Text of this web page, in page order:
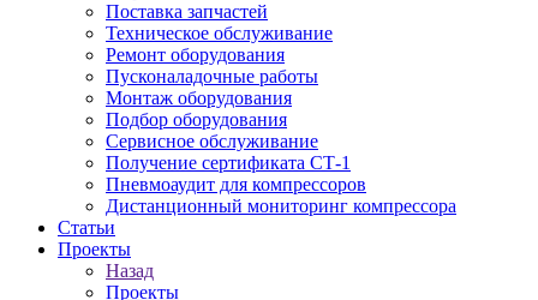
Поставка запчастей
Техническое обслуживание
Ремонт оборудования
Пусконаладочные работы
Монтаж оборудования
Подбор оборудования
Сервисное обслуживание
Получение сертификата СТ-1
Пневмоаудит для компрессоров
Дистанционный мониторинг компрессора
Статьи
Проекты
Назад
Проекты